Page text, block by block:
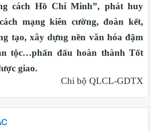
cách Hồ Chí Minh”, phát huy
mạng kiên cường, đoàn kết,
tạo, xây dựng nền văn hóa đậm
tộc…phấn đấu hoàn thành Tốt
giao.
Chi bộ QLCL-GDTX